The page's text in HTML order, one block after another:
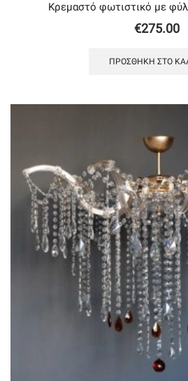
Κρεμαστό φωτιστικό με
€275.00
ΠΡΟΣΘΉΚΗ ΣΤΟ